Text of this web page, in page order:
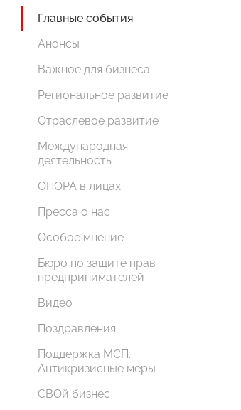
Главные события
Анонсы
Важное для бизнеса
Региональное развитие
Отраслевое развитие
Международная
деятельность
ОПОРА в лицах
Пресса о нас
Особое мнение
Бюро по защите прав
предпринимателей
Видео
Поздравления
Поддержка МСП.
Антикризисные меры
СВОй бизнес